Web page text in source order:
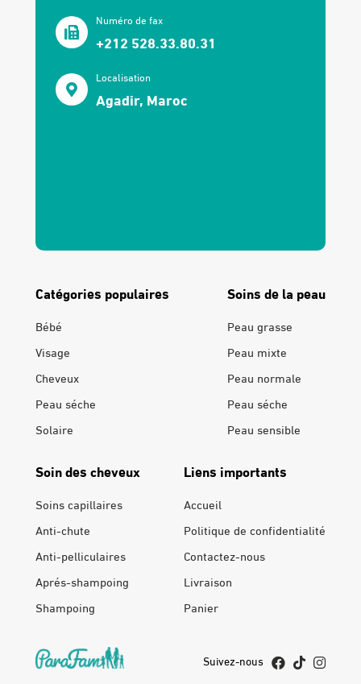
Numéro de fax
+212 528.33.80.31
Localisation
Agadir, Maroc
Catégories populaires
Bébé
Visage
Cheveux
Peau séche
Solaire
Soins de la peau
Peau grasse
Peau mixte
Peau normale
Peau séche
Peau sensible
Soin des cheveux
Soins capillaires
Anti-chute
Anti-pelliculaires
Aprés-shampoing
Shampoing
Liens importants
Accueil
Politique de confidentialité
Contactez-nous
Livraison
Panier
Suivez-nous